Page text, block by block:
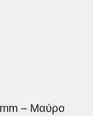
– Μαύρο